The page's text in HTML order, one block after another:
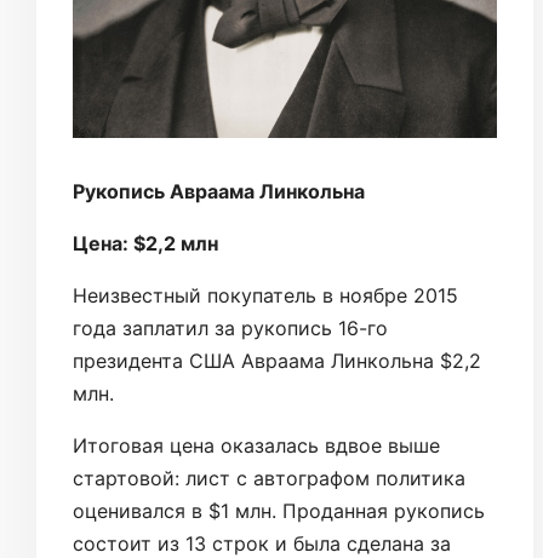
Рукопись Авраама Линкольна
Цена: $2,2 млн
Неизвестный покупатель в ноябре 2015
года заплатил за рукопись 16-го
президента США Авраама Линкольна $2,2
млн.
Итоговая цена оказалась вдвое выше
стартовой: лист с автографом политика
оценивался в $1 млн. Проданная рукопись
состоит из 13 строк и была сделана за